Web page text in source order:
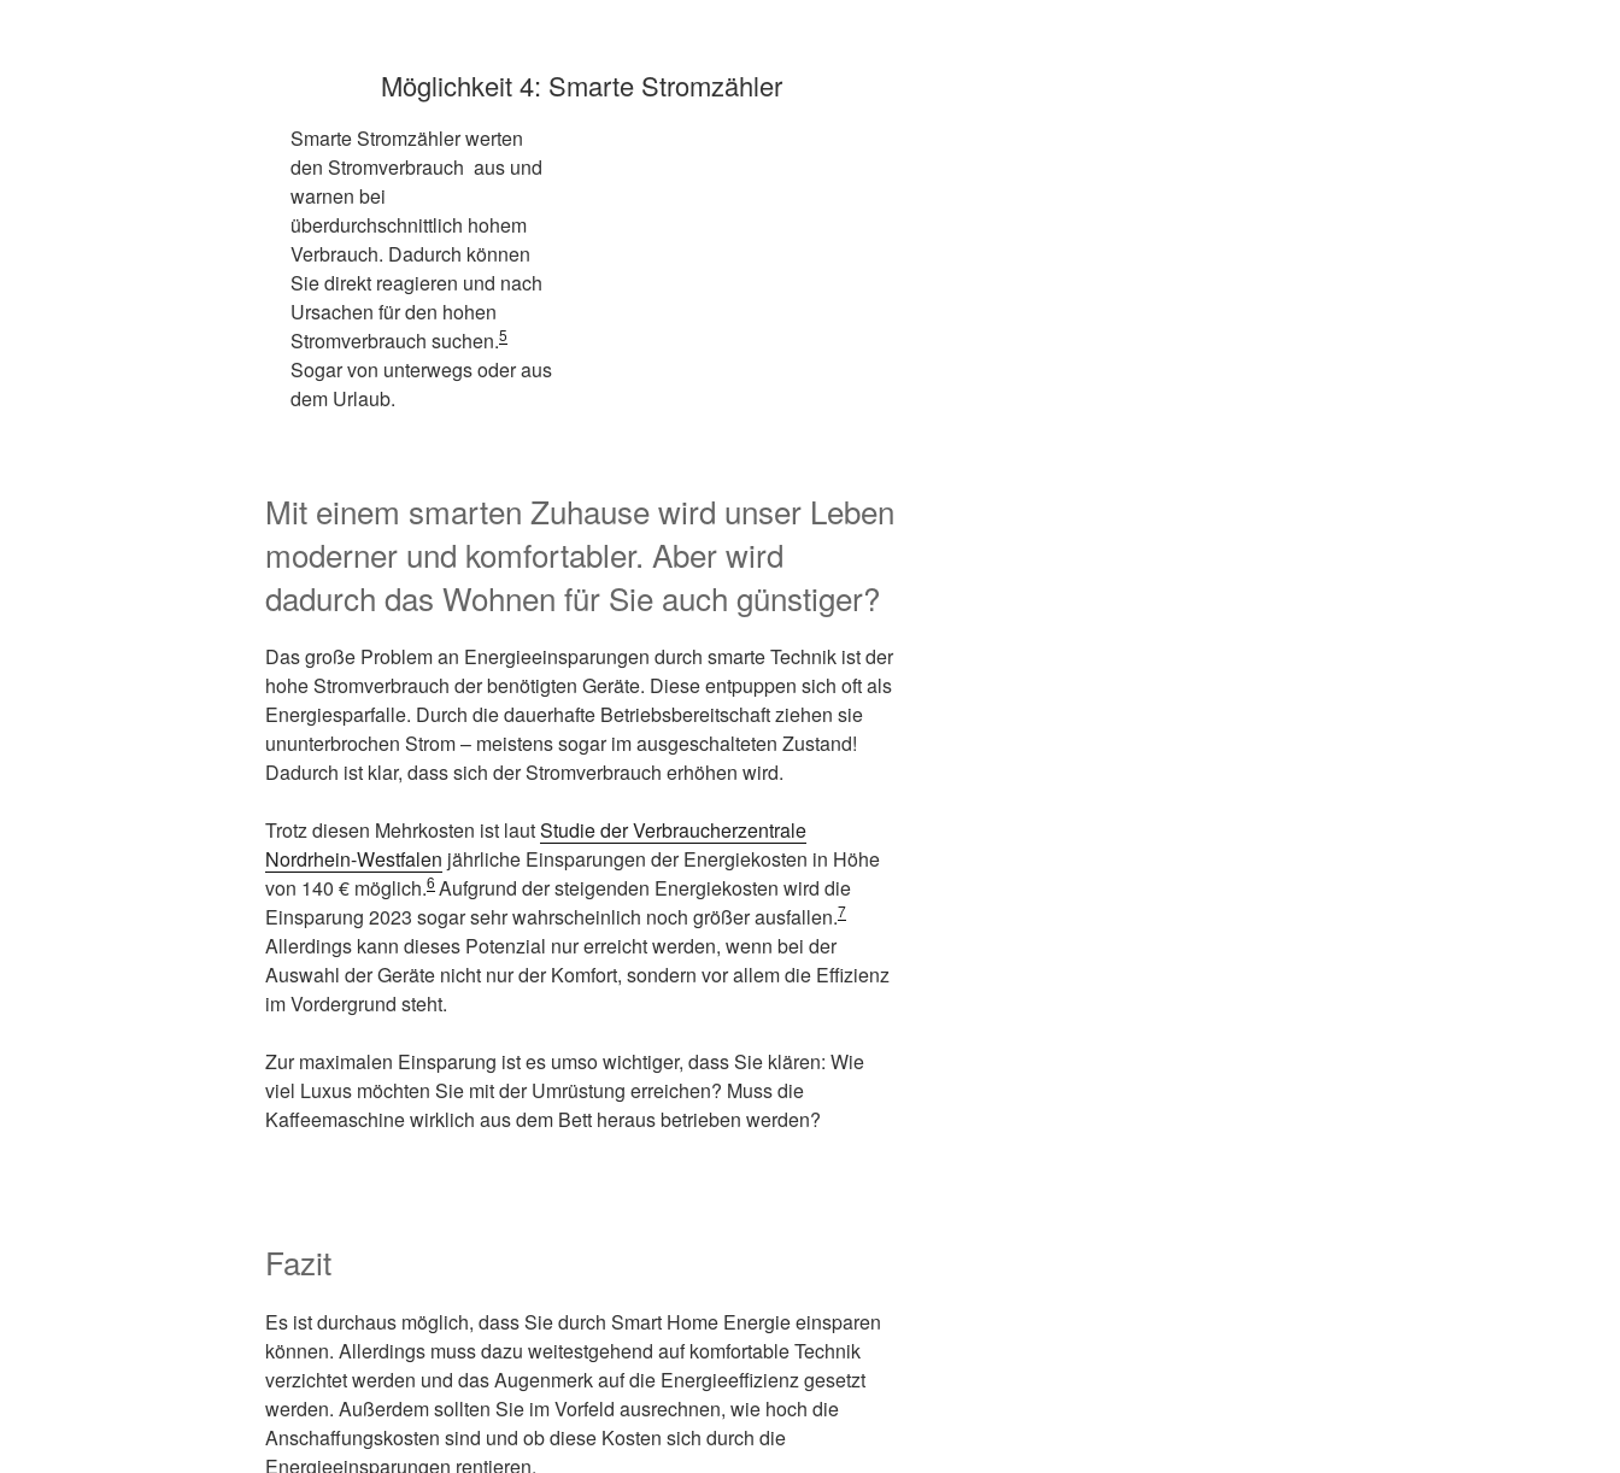
Möglichkeit 4: Smarte Stromzähler
Smarte Stromzähler werten
den Stromverbrauch aus und
warnen bei
überdurchschnittlich hohem
Verbrauch. Dadurch können
Sie direkt reagieren und nach
Ursachen für den hohen
Stromverbrauch suchen.5
Sogar von unterwegs oder aus
dem Urlaub.
Mit einem smarten Zuhause wird unser Leben
moderner und komfortabler. Aber wird
dadurch das Wohnen für Sie auch günstiger?
Das große Problem an Energieeinsparungen durch smarte Technik ist der
hohe Stromverbrauch der benötigten Geräte. Diese entpuppen sich oft als
Energiesparfalle. Durch die dauerhafte Betriebsbereitschaft ziehen sie
ununterbrochen Strom – meistens sogar im ausgeschalteten Zustand!
Dadurch ist klar, dass sich der Stromverbrauch erhöhen wird.
Trotz diesen Mehrkosten ist lautStudie der Verbraucherzentrale
Nordrhein-Westfalen jährliche Einsparungen der Energiekosten in Höhe
von 140 € möglich.6 Aufgrund der steigenden Energiekosten wird die
Einsparung 2023 sogar sehr wahrscheinlich noch größer ausfallen.7
Allerdings kann dieses Potenzial nur erreicht werden, wenn bei der
Auswahl der Geräte nicht nur der Komfort, sondern vor allem die Effizienz
im Vordergrund steht.
Zur maximalen Einsparung ist es umso wichtiger, dass Sie klären: Wie
viel Luxus möchten Sie mit der Umrüstung erreichen? Muss die
Kaffeemaschine wirklich aus dem Bett heraus betrieben werden?
Fazit
Es ist durchaus möglich, dass Sie durch Smart Home Energie einsparen
können. Allerdings muss dazu weitestgehend auf komfortable Technik
verzichtet werden und das Augenmerk auf die Energieeffizienz gesetzt
werden. Außerdem sollten Sie im Vorfeld ausrechnen, wie hoch die
Anschaffungskosten sind und ob diese Kosten sich durch die
Energieeinsparungen rentieren.